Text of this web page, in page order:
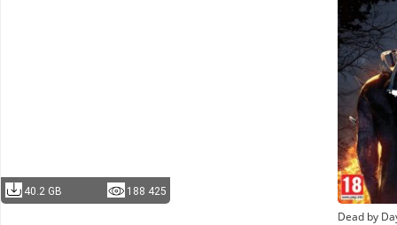
40.2 GB 188 425
Dead by